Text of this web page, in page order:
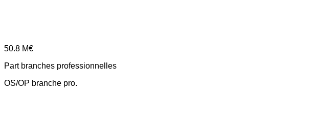
50.8 M€
Part branches professionnelles
OS/OP branche pro.